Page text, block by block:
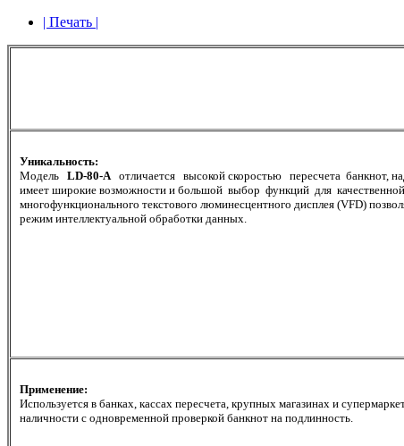
| Печать |
Уникальность:
Модель LD-80-Аотличается высокой скоростью пересчета банкнот,
имеет широкие возможности и большой выбор функций для
многофункционального текстового люминесцентного дисплея (VFD)
режим интеллектуальной обработки данных.
Применение:
Используется в банках, кассах пересчета, крупных магазинах и
наличности с одновременной проверкой банкнот на подлинность.